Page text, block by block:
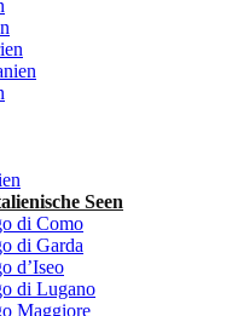
Seen
di Como
di Garda
d’Iseo
di Lugano
Maggiore